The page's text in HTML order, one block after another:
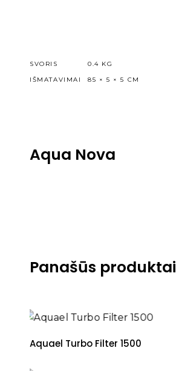
SVORIS
0.4 KG
IŠMATAVIMAI
85 × 5 × 5 CM
Aqua Nova
Panašūs produktai
Aquael Turbo Filter 1500